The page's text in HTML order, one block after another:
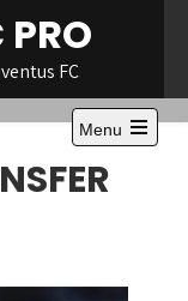
FC
Menu
Open